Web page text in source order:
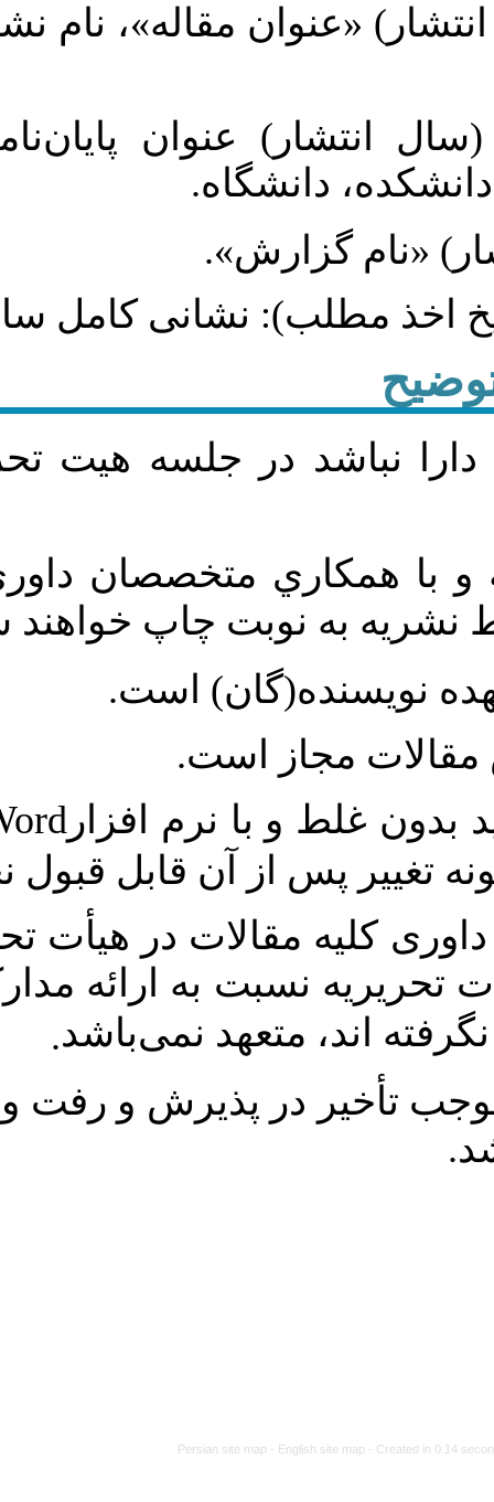
مقاله»، نام نشریه، شماره،
عنوان پایان‌نامه، پایان‌نامه
نشانی کامل سایت.
جلسه هيت تحريريه نشريه
متخصصان داوري شده و در
چاپ خواهند شد.
است.
است.
با نرم افزار Microsoft Word
آن قابل قبول نخواهد بود
در هیأت تحریریه نشریه
به ارائه مدارک مربوط به
نمی‌باشد.
پذیرش و رفت و برگشت‌‌های
Persian site map -